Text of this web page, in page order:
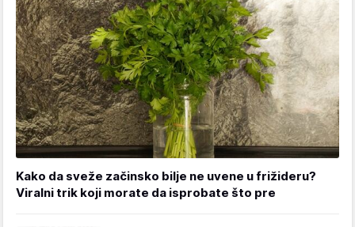
Kako da sveže začinsko bilje ne uvene u frižideru?
Viralni trik koji morate da isprobate što pre